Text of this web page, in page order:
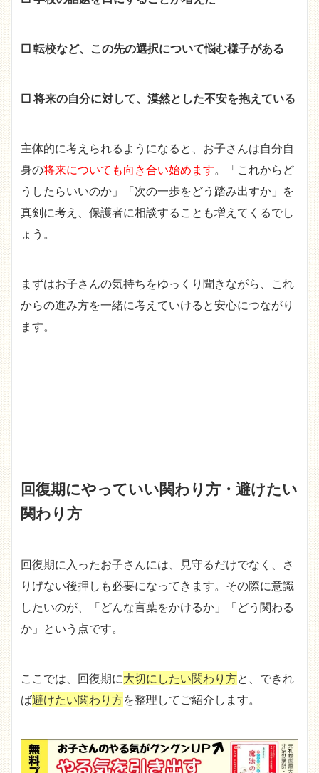
☐ 転校など、この先の選択について悩む様子がある
☐ 将来の自分に対して、漠然とした不安を抱えている
主体的に考えられるようになると、お子さんは自分自
身の将来についても向き合い始めます。「これからど
うしたらいいのか」「次の一歩をどう踏み出すか」を
真剣に考え、保護者に相談することも増えてくるでし
ょう。
まずはお子さんの気持ちをゆっくり聞きながら、これ
からの進み方を一緒に考えていけると安心につながり
ます。
回復期にやっていい関わり方・避けたい
関わり方
回復期に入ったお子さんには、見守るだけでなく、さ
りげない後押しも必要になってきます。その際に意識
したいのが、「どんな言葉をかけるか」「どう関わる
か」という点です。
ここでは、回復期に大切にしたい関わり方と、できれ
ば避けたい関わり方を整理してご紹介します。